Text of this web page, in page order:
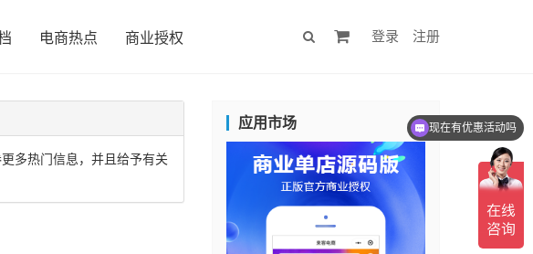
电商热点 商业授权 登录 注册
多热门信息，并且给予有关
应用市场
可以介绍下你们的产品么
现在有优惠活动吗